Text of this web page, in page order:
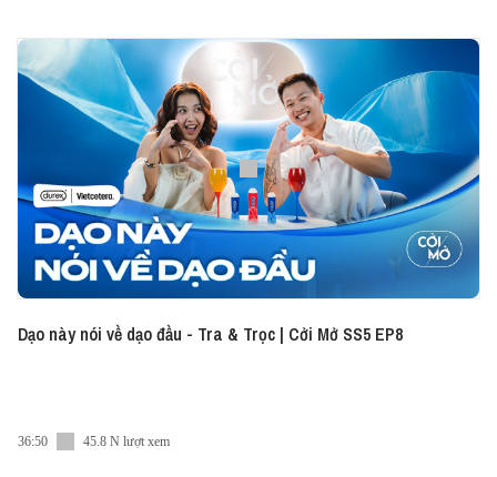
Dạo này nói về dạo đầu - Tra & Trọc | Cởi Mở SS5 EP8
36:50 45.8 N lượt xem